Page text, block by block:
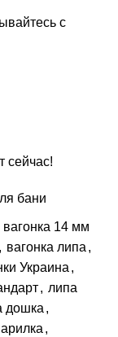
с
сейчас!
бани
вагонка 14 мм
, вагонка липа ,
Украина ,
, липа
дошка ,
,